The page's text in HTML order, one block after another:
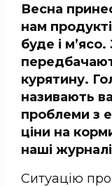
Весна
нам
буде і
курятину.
називають
проблеми з
ціни на
наші
Ситуацію